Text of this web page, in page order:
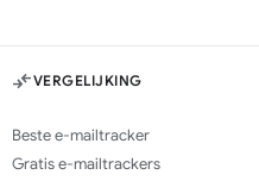
VERGELIJKING
Beste e-mailtracker
Gratis e-mailtrackers